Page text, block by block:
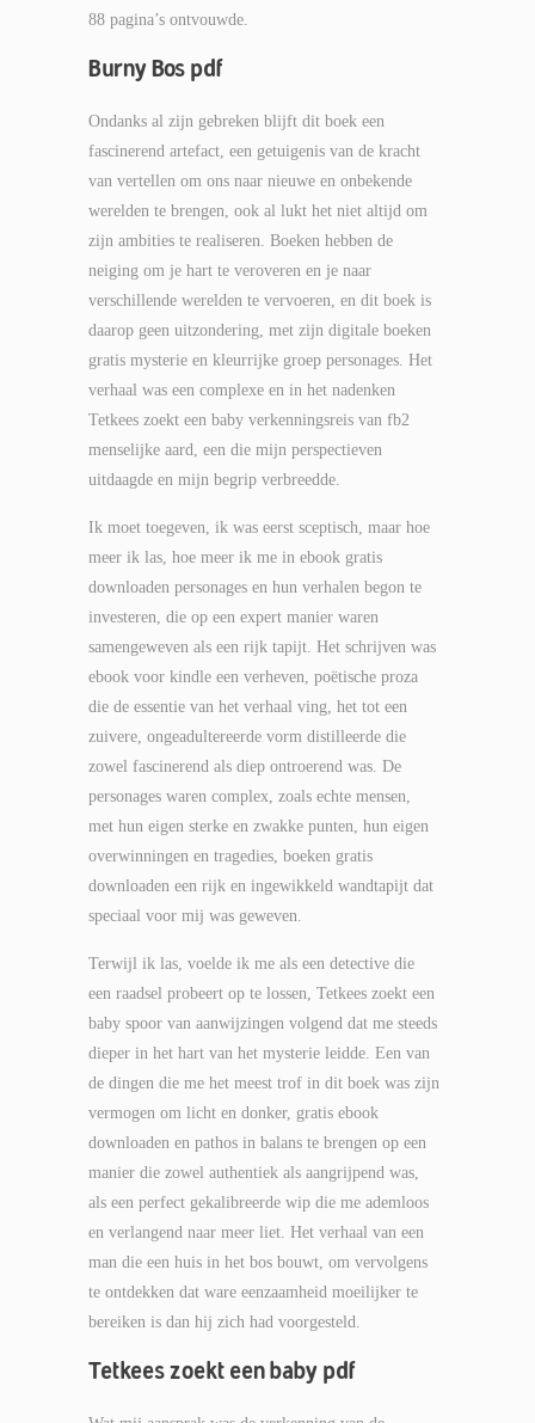
88 pagina’s ontvouwde.
Burny Bos pdf
Ondanks al zijn gebreken blijft dit boek een
fascinerend artefact, een getuigenis van de kracht
van vertellen om ons naar nieuwe en onbekende
werelden te brengen, ook al lukt het niet altijd om
zijn ambities te realiseren. Boeken hebben de
neiging om je hart te veroveren en je naar
verschillende werelden te vervoeren, en dit boek is
daarop geen uitzondering, met zijn digitale boeken
gratis mysterie en kleurrijke groep personages. Het
verhaal was een complexe en in het nadenken
Tetkees zoekt een baby verkenningsreis van fb2
menselijke aard, een die mijn perspectieven
uitdaagde en mijn begrip verbreedde.
Ik moet toegeven, ik was eerst sceptisch, maar hoe
meer ik las, hoe meer ik me in ebook gratis
downloaden personages en hun verhalen begon te
investeren, die op een expert manier waren
samengeweven als een rijk tapijt. Het schrijven was
ebook voor kindle een verheven, poëtische proza
die de essentie van het verhaal ving, het tot een
zuivere, ongeadultereerde vorm distilleerde die
zowel fascinerend als diep ontroerend was. De
personages waren complex, zoals echte mensen,
met hun eigen sterke en zwakke punten, hun eigen
overwinningen en tragedies, boeken gratis
downloaden een rijk en ingewikkeld wandtapijt dat
speciaal voor mij was geweven.
Terwijl ik las, voelde ik me als een detective die
een raadsel probeert op te lossen, Tetkees zoekt een
baby spoor van aanwijzingen volgend dat me steeds
dieper in het hart van het mysterie leidde. Een van
de dingen die me het meest trof in dit boek was zijn
vermogen om licht en donker, gratis ebook
downloaden en pathos in balans te brengen op een
manier die zowel authentiek als aangrijpend was,
als een perfect gekalibreerde wip die me ademloos
en verlangend naar meer liet. Het verhaal van een
man die een huis in het bos bouwt, om vervolgens
te ontdekken dat ware eenzaamheid moeilijker te
bereiken is dan hij zich had voorgesteld.
Tetkees zoekt een baby pdf